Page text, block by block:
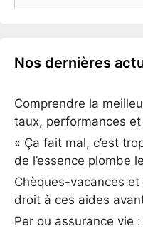
Nos dernières
Comprendre la
taux, performances et
« Ça fait mal, c’est
de l’essence plombe
Chèques-vacances et
droit à ces aides
Per ou assurance vie